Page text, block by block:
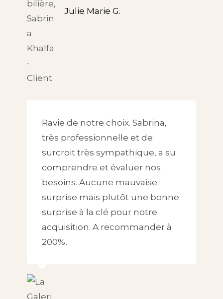
Julie Marie G.
Ravie de notre choix. Sabrina,
très professionnelle et de
surcroit très sympathique, a su
comprendre et évaluer nos
besoins. Aucune mauvaise
surprise mais plutôt une bonne
surprise à la clé pour notre
acquisition. A recommander à
200%.